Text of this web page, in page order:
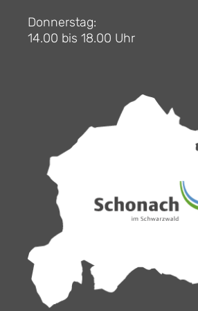
Donnerstag:
14.00 bis 18.00 Uhr